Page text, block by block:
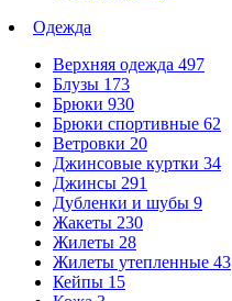
Одежда
Верхняя одежда 497
Блузы 173
Брюки 930
Брюки спортивные 62
Ветровки 20
Джинсовые куртки 34
Джинсы 291
Дубленки и шубы 9
Жакеты 230
Жилеты 28
Жилеты утепленные 43
Кейпы 15